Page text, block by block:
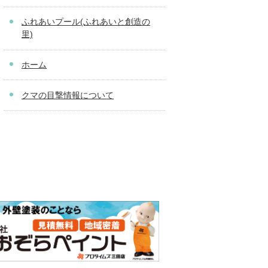
ふれあいプール(ふれあいと創造の
里)
ホーム
クマの目撃情報について